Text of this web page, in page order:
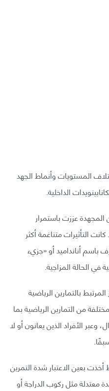
المستويات وأنماط الجهد
الداخلية.
المجهدة عززت باستمرار
التأثيرات متناغمة أكثر
باسم أنانداميد أو «جزيء
في الحالة المزاجية.
بالتمارين الرياضية
من التمارين الرياضية بما
الأفراد الذين يعانون أو لا
بعين الاعتبار شدة التمرين
معتدلة مثل ركوب الدراجة أو